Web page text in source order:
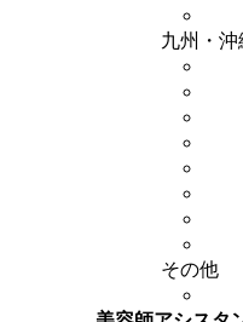
九州・沖
その他